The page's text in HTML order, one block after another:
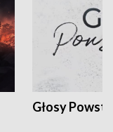
Głosy